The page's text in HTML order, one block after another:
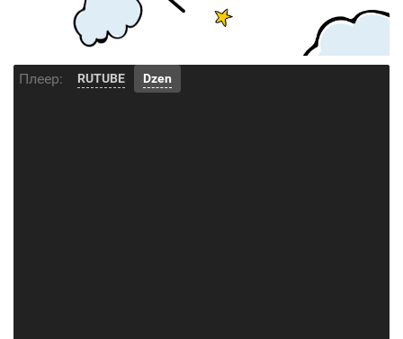
Плеер: RUTUBE Dzen